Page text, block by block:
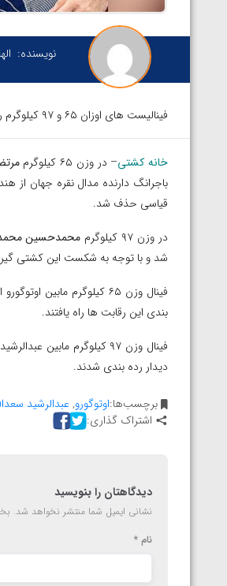
نویسنده:
فینالیست های اوزان ۶۵ و ۹۷ کیلوگرم راقبت های کشتی آزاد المپیک توکیو مشخص شدند.
خانه کشتی– در وزن ۶۵ کیلوگرم
قیاسی حذف شد.
در وزن ۹۷ کیلوگرم
محمدحسین
شد و با توجه به شکست این کشتی گیر
فینال وزن ۶۵ کیلوگرم
بندی این رقابت ها راه یافتند.
فینال وزن ۹۷ کیلوگرم
دیدار رده بندی شدند.
برچسب‌ها:اوتوگورو, عبدالرشید
اشتراک گذاری:
دیدگاهتان را بنویسید
نشانی ایمیل شما منتشر نخواهد شد.
نام *
با برتری مقابل
ویدیو؛ پیروزی هادی